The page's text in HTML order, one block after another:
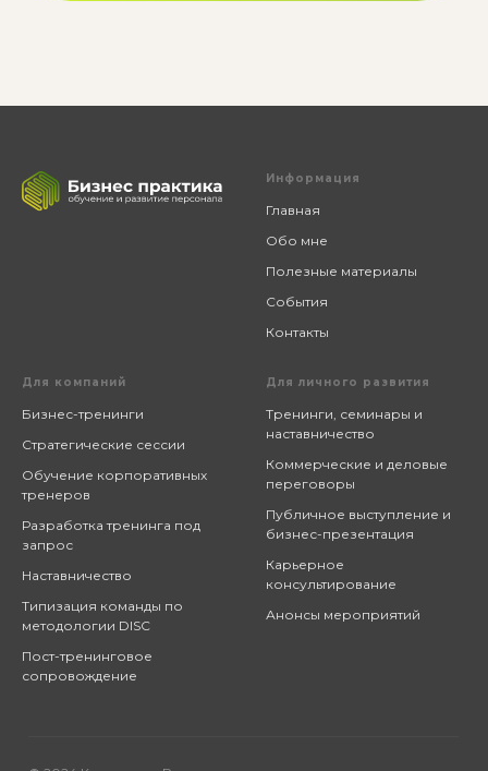
Информация
Главная
Обо мне
Полезные материалы
События
Контакты
Для компаний
Бизнес-тренинги
Стратегические сессии
Обучение корпоративных
тренеров
Разработка тренинга под
запрос
Наставничество
Типизация команды по
методологии DISC
Пост-тренинговое
сопровождение
Для личного развития
Тренинги, семинары и
наставничество
Коммерческие и деловые
переговоры
Публичное выступление и
бизнес-презентация
Карьерное
консультирование
Анонсы мероприятий